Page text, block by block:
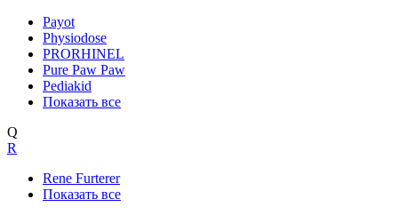
Payot
Physiodose
PRORHINEL
Pure Paw Paw
Pediakid
Показать все
Q
R
Rene Furterer
Показать все